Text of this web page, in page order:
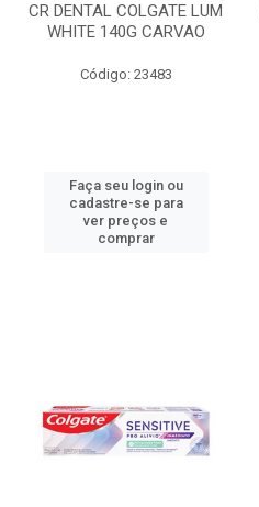
CR DENTAL COLGATE LUM
WHITE 140G CARVAO
Código: 23483
Faça seu login ou
cadastre-se para
ver preços e
comprar